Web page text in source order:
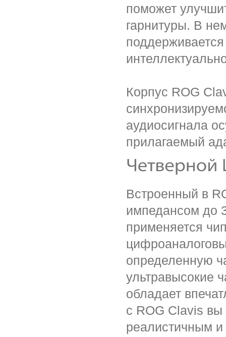
поможет
гарнитуры. В
Корпус ROG
аудиосигнала
прилагаемый
Встроенный в
импедансом до
применяется
определенную
ультравысокие
обладает
с ROG Clavis
реалистичным